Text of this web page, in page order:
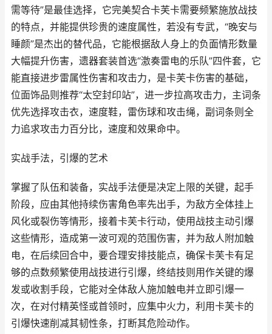
需等待”是最佳选择，它完美契合卡芙卡需要频繁施放战技
的特点，并能提供珍贵的速度属性，若没有专武，“晚安与
睡颜”是杰出的替代品，它能根据敌人身上的负面情形数量
大幅提升伤害，遗器套装首选“激奏雷电的乐队”四件套，它
能直接进步雷属性伤害和攻击力，是卡芙卡伤害的基础，
位面饰品则推荐“太空封印站”，进一步拉高攻击力，主词条
优先选择攻击衣，速度鞋，雷伤球和攻击绳，副词条则全
力追求攻击力百分比，速度和效果命中。
实战手法，引爆的艺术
掌握了队伍和装备，实战手法便是决定上限的关键，起手
阶段，应由其他持续伤害角色率先出手，为敌方全体挂上
风化或裂伤等情形，接着卡芙卡行动，使用战技主动引爆
这些情形，造成第一波可观的范围伤害，并为敌人附加触
电，在后续回合中，要合理安排技能点，确保卡芙卡有足
够的点数频繁使用战技进行引爆，终结技则用作关键的爆
发或收割手段，它能对全体敌人施加触电并立即引爆一
次，在对付精英怪或首领时，应集中火力，利用卡芙卡的
引爆快速削减其韧性条，打断其危险动作。